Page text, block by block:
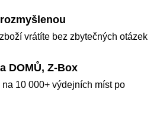
vrátíte bez zbytečných otázek
DOMŮ, Z-Box
na 10 000+ výdejních míst po